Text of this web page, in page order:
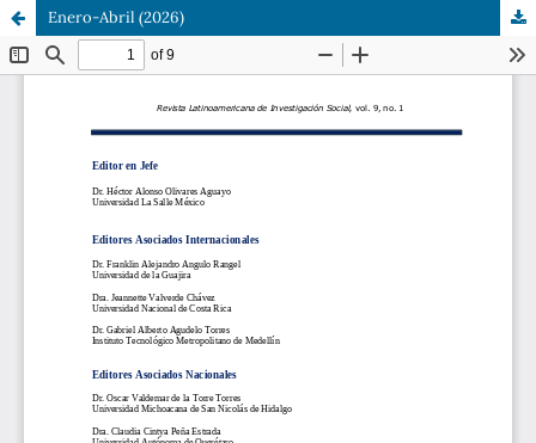
Enero-Abril (2026)